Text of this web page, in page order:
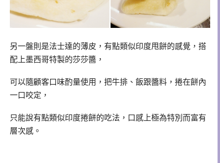
另一盤則是法士達的薄皮，有點類似印度甩餅的感覺，搭
配上墨西哥特製的莎莎醬，
可以隨顧客口味酌量使用，把牛排、飯跟醬料，捲在餅內
一口咬定，
只能說有點類似印度捲餅的吃法，口感上極為特別而富有
層次感。